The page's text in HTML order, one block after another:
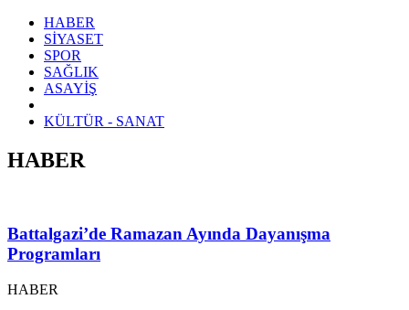
HABER
SİYASET
SPOR
SAĞLIK
ASAYİŞ
KÜLTÜR - SANAT
HABER
Battalgazi’de Ramazan Ayında Dayanışma
Programları
HABER